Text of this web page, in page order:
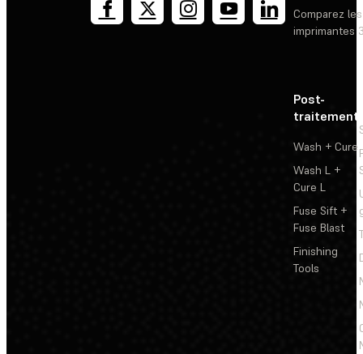
Comparez les
imprimantes
Post-
traitement
Wash + Cure
Wash L +
Cure L
Fuse Sift +
Fuse Blast
Finishing
Tools